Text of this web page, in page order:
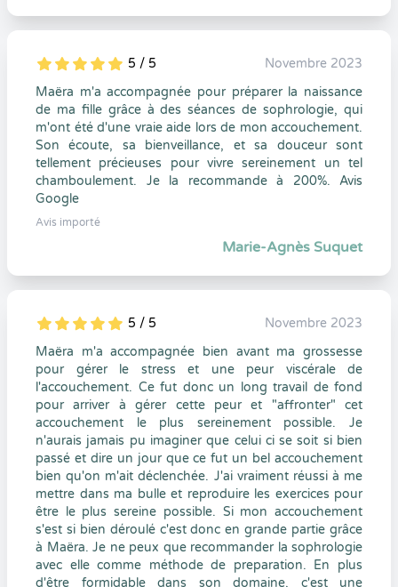
5
1
5
0 5 / 5
Novembre 2023
Maëra m'a accompagnée pour préparer la naissance
de ma fille grâce à des séances de sophrologie, qui
m'ont été d'une vraie aide lors de mon accouchement.
Son écoute, sa bienveillance, et sa douceur sont
tellement précieuses pour vivre sereinement un tel
chamboulement. Je la recommande à 200%. Avis
Google
Avis importé
Marie-Agnès Suquet
5
1
5
0 5 / 5
Novembre 2023
Maëra m'a accompagnée bien avant ma grossesse
pour gérer le stress et une peur viscérale de
l'accouchement. Ce fut donc un long travail de fond
pour arriver à gérer cette peur et "affronter" cet
accouchement le plus sereinement possible. Je
n'aurais jamais pu imaginer que celui ci se soit si bien
passé et dire un jour que ce fut un bel accouchement
bien qu'on m'ait déclenchée. J'ai vraiment réussi à me
mettre dans ma bulle et reproduire les exercices pour
être le plus sereine possible. Si mon accouchement
s'est si bien déroulé c'est donc en grande partie grâce
à Maëra. Je ne peux que recommander la sophrologie
avec elle comme méthode de preparation. En plus
d'être formidable dans son domaine, c'est une